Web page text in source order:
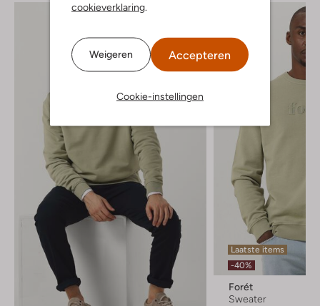
cookieverklaring
Weigeren Accepteren
Cookie-instellingen
Laatste items
-40%
Forét
Sweater